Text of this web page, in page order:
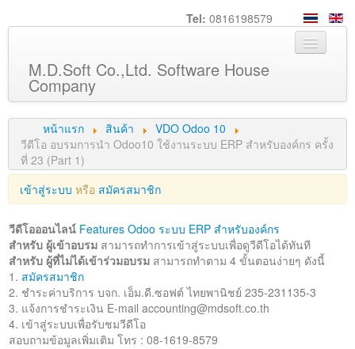
Tel: 0816198579
M.D.Soft Co.,Ltd. Software House
Company
หน้าหลัก
เกี่ยวกับเรา
บริการ
สินค้า
ความรู้
ลูกค้า
ภาพกิจกรรม
ร่วมงานกับเรา
ช่วยเหลือ
หน้าแรก สินค้า
VDO Odoo 10
วีดีโอ อบรมการนำ Odoo10 ใช้งานระบบ ERP สำหรับองค์กร ครั้ง
ที่ 23 (Part 1)
เข้าสู่ระบบ หรือ สมัครสมาชิก
วีดีโอออนไลน์ Features Odoo ระบบ ERP สำหรับองค์กร
สำหรับ ผู้เข้าอบรม สามารถทำการเข้าสู่ระบบเพื่อดูวีดีโอได้ทันที
สำหรับ ผู้ที่ไม่ได้เข้าร่วมอบรม สามารถทำตาม 4 ขั้นตอนง่ายๆ ดังนี้
1. สมัครสมาชิก
2. ชำระค่าบริการ บจก. เอ็ม.ดี.ซอฟต์ ไทยพานิชย์ 235-231135-3
3. แจ้งการชำระเงิน E-mail accounting@mdsoft.co.th
4. เข้าสู่ระบบเพื่อรับชมวีดีโอ
สอบถามข้อมูลเพิ่มเติม โทร : 08-1619-8579